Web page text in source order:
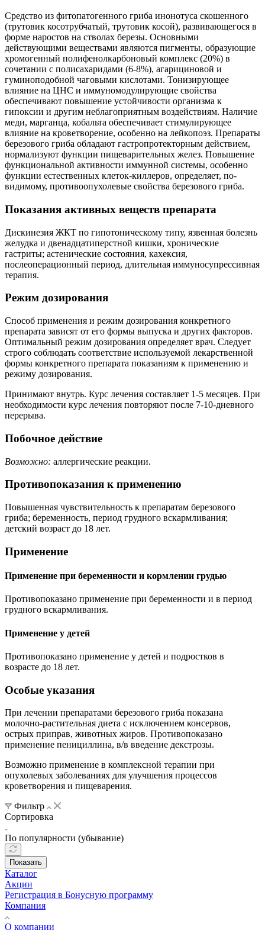
Средство из фитопатогенного гриба инонотуса скошенного
(трутовик косотрубчатый, трутовик косой), развивающегося в
форме наростов на стволах березы. Основными
действующими веществами являются пигменты, образующие
хромогенный полифенолкарбоновый комплекс (20%) в
сочетании с полисахаридами (6-8%), агарициновой и
гуминоподобной чаговыми кислотами. Тонизирующее
влияние на ЦНС и иммуномодулирующие свойства
обеспечивают повышение устойчивости организма к
гипоксии и другим неблагоприятным воздействиям. Наличие
меди, марганца, кобальта обеспечивает стимулирующее
влияние на кроветворение, особенно на лейкопоэз. Препараты
березового гриба обладают гастропротекторным действием,
нормализуют функции пищеварительных желез. Повышение
функциональной активности иммунной системы, особенно
функции естественных клеток-киллеров, определяет, по-
видимому, противоопухолевые свойства березового гриба.
Показания активных веществ препарата
Дискинезия ЖКТ по гипотоническому типу, язвенная болезнь
желудка и двенадцатиперстной кишки, хронические
гастриты; астенические состояния, кахексия,
послеоперационный период, длительная иммуносупрессивная
терапия.
Режим дозирования
Способ применения и режим дозирования конкретного
препарата зависят от его формы выпуска и других факторов.
Оптимальный режим дозирования определяет врач. Следует
строго соблюдать соответствие используемой лекарственной
формы конкретного препарата показаниям к применению и
режиму дозирования.
Принимают внутрь. Курс лечения составляет 1-5 месяцев. При
необходимости курс лечения повторяют после 7-10-дневного
перерыва.
Побочное действие
Возможно: аллергические реакции.
Противопоказания к применению
Повышенная чувствительность к препаратам березового
гриба; беременность, период грудного вскармливания;
детский возраст до 18 лет.
Применение
Применение при беременности и кормлении грудью
Противопоказано применение при беременности и в период
грудного вскармливания.
Применение у детей
Противопоказано применение у детей и подростков в
возрасте до 18 лет.
Особые указания
При лечении препаратами березового гриба показана
молочно-растительная диета с исключением консервов,
острых приправ, животных жиров. Противопоказано
применение пенициллина, в/в введение декстрозы.
Возможно применение в комплексной терапии при
опухолевых заболеваниях для улучшения процессов
кроветворения и пищеварения.
Фильтр
Сортировка
По популярности (убывание)
Показать
Каталог
Акции
Регистрация в Бонусную программу
Компания
О компании